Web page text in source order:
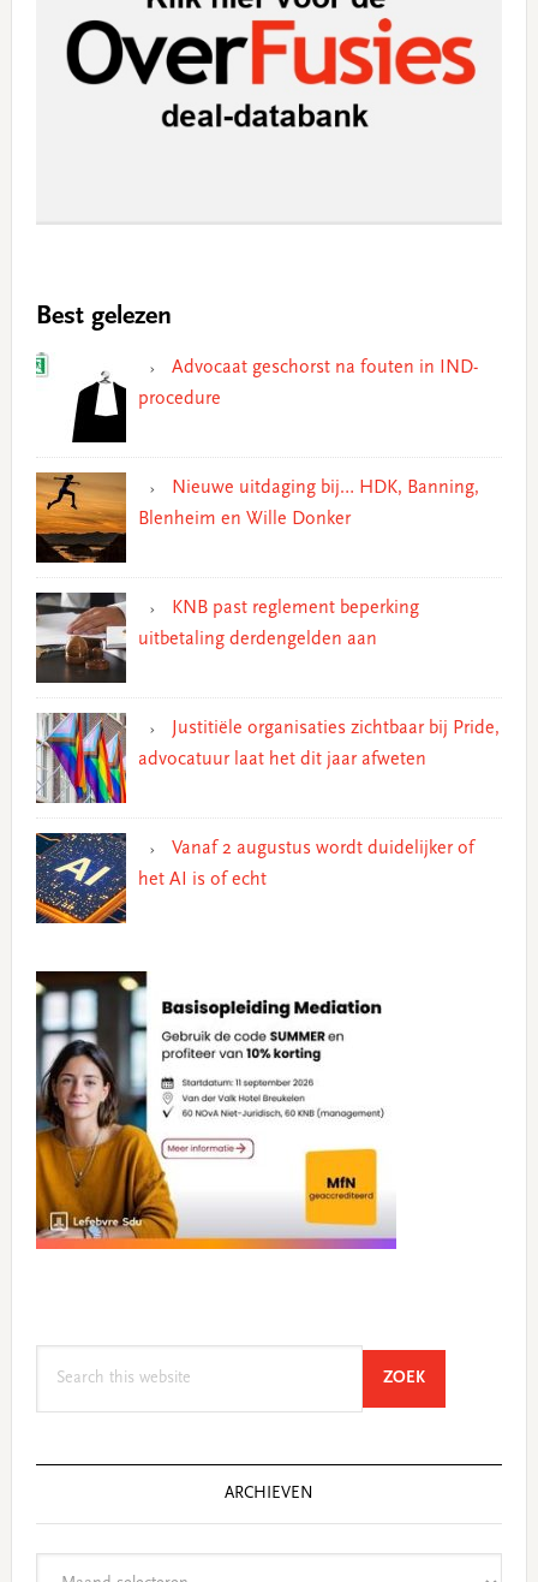
Best gelezen
Advocaat geschorst na fouten in IND-
procedure
Nieuwe uitdaging bij… HDK, Banning,
Blenheim en Wille Donker
KNB past reglement beperking
uitbetaling derdengelden aan
Justitiële organisaties zichtbaar bij Pride,
advocatuur laat het dit jaar afweten
Vanaf 2 augustus wordt duidelijker of
het AI is of echt
ZOEKSEARCH
ARCHIEVEN